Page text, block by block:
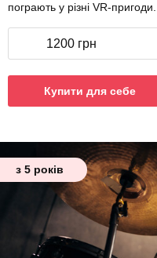
пограють у різні VR-пригоди.
1200 грн
Купити для себе
з 5 років